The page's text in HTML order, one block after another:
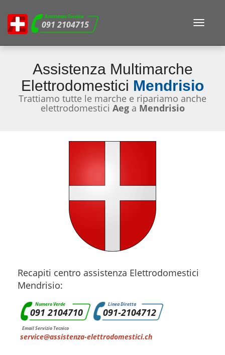
Assistenza Tecnica
091 2104715
Toggle
Assistenza Multimarche
Elettrodomestici Mendrisio
Trattiamo tutte le marche e ripariamo anche
elettrodomestici Aega Mendrisio
Recapiti centro assistenza Elettrodomestici
Mendrisio:
Numero Verde
091 2104710
Linea Diretta
091-2104712
Email Servizio Tecnico
service@assistenza-elettrodomestici.ch